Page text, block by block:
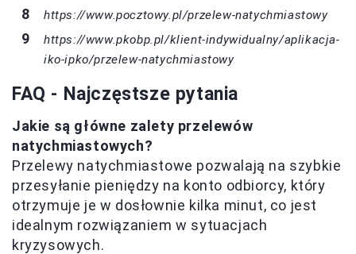
https://www.pocztowy.pl/przelew-natychmiastowy
https://www.pkobp.pl/klient-indywidualny/aplikacja-
iko-ipko/przelew-natychmiastowy
FAQ - Najczęstsze pytania
Jakie są główne zalety przelewów
natychmiastowych?
Przelewy natychmiastowe pozwalają na szybkie
przesyłanie pieniędzy na konto odbiorcy, który
otrzymuje je w dosłownie kilka minut, co jest
idealnym rozwiązaniem w sytuacjach
kryzysowych.